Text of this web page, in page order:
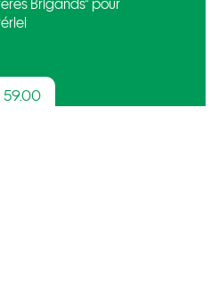
Brigands” pour
59.00